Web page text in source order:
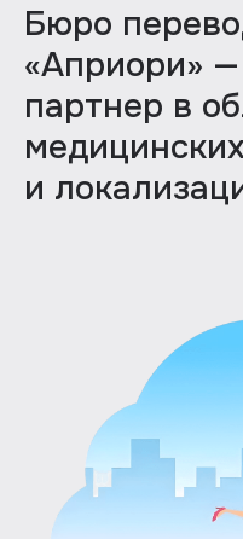
Бюро
«Априори»
партнер в
и